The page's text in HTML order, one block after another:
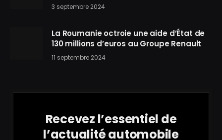
3 septembre 2024
La Roumanie octroie une aide d’État de
130 millions d’euros au Groupe Renault
11 septembre 2024
Recevez l’essentiel de
l’actualité automobile